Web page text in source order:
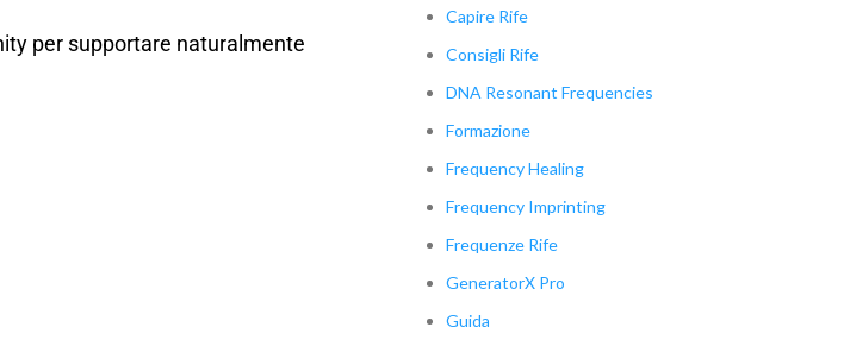
per supportare naturalmente
Capire Rife
Consigli Rife
DNA Resonant Frequencies
Formazione
Frequency Healing
Frequency Imprinting
Frequenze Rife
GeneratorX Pro
Guida